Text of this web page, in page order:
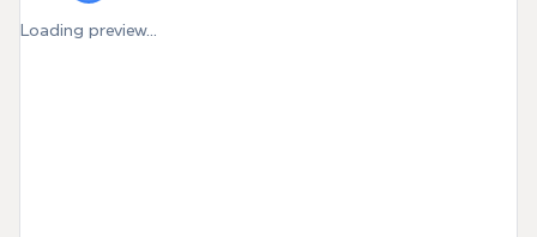
Loading preview...